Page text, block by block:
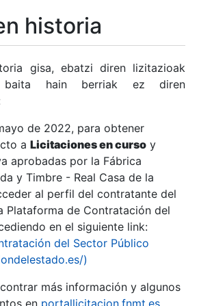
historia
gisa, ebatzi diren lizitazioak
baita hain berriak ez diren
de 2022, para obtener
a Licitaciones en curso y
aprobadas por la Fábrica
y Timbre - Real Casa de la
al perfil del contratante del
Plataforma de Contratación del
en el siguiente link:
del Sector Público
)
más información y algunos
en portallicitacion.fnmt.es